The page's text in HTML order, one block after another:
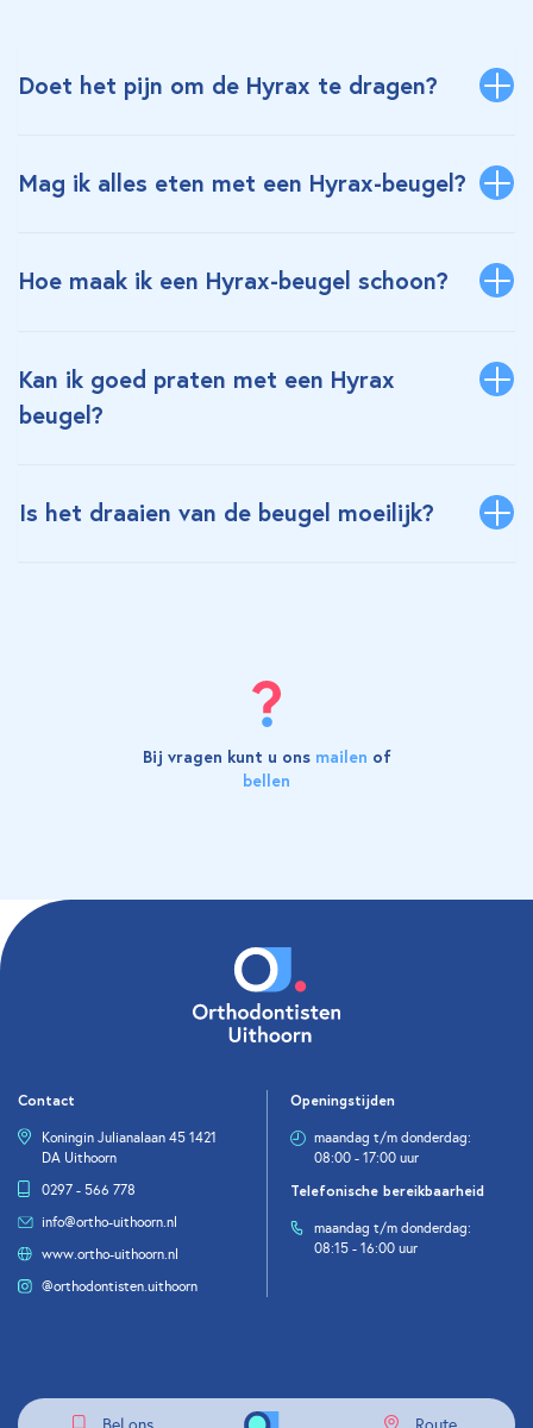
Doet het pijn om de Hyrax te dragen?
Mag ik alles eten met een Hyrax-beugel?
Hoe maak ik een Hyrax-beugel schoon?
Kan ik goed praten met een Hyrax
beugel?
Is het draaien van de beugel moeilijk?
Bij vragen kunt u ons mailen of
bellen
Contact
Koningin Julianalaan 45 1421
DA Uithoorn
0297 - 566 778
info@ortho-uithoorn.nl
www.ortho-uithoorn.nl
@orthodontisten.uithoorn
Openingstijden
maandag t/m donderdag:
08:00 - 17:00 uur
Telefonische bereikbaarheid
maandag t/m donderdag:
08:15 - 16:00 uur